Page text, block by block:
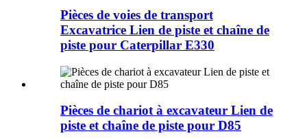
Pièces de voies de transport
Excavatrice Lien de piste et chaîne de
piste pour Caterpillar E330
Pièces de chariot à excavateur Lien de
piste et chaîne de piste pour D85